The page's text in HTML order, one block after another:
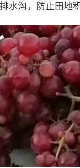
水沟，防止田地积